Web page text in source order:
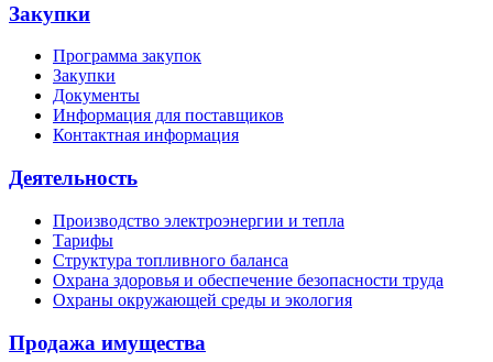
Закупки
Программа закупок
Закупки
Документы
Информация для поставщиков
Контактная информация
Деятельность
Производство электроэнергии и тепла
Тарифы
Структура топливного баланса
Охрана здоровья и обеспечение безопасности труда
Охраны окружающей среды и экология
Продажа имущества